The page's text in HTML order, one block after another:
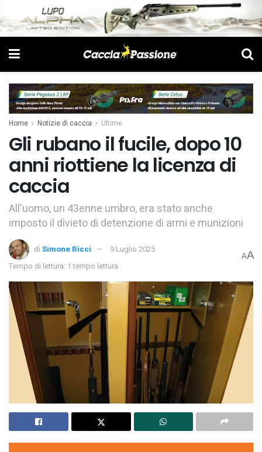
Home Notizie di caccia Ultime
Gli rubano il fucile, dopo 10
anni riottiene la licenza di
caccia
All'uomo, un 43enne umbro, era stato anche
imposto il divieto di detenzione di armi e munizioni
di Simone Ricci
9 Luglio 2025
Tempo di lettura: 1 tempo lettura
AA